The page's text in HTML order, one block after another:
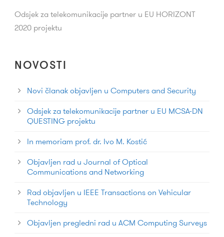
Odsjek za telekomunikacije partner u EU HORIZONT
2020 projektu
NOVOSTI
Novi članak objavljen u Computers and Security
Odsjek za telekomunikacije partner u EU MCSA-DN
QUESTING projektu
In memoriam prof. dr. Ivo M. Kostić
Objavljen rad u Journal of Optical
Communications and Networking
Rad objavljen u IEEE Transactions on Vehicular
Technology
Objavljen pregledni rad u ACM Computing Surveys